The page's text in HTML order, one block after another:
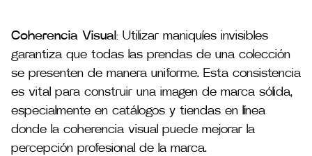
Coherencia Visual: Utilizar maniquíes invisibles
garantiza que todas las prendas de una colección
se presenten de manera uniforme. Esta consistencia
es vital para construir una imagen de marca sólida,
especialmente en catálogos y tiendas en línea
donde la coherencia visual puede mejorar la
percepción profesional de la marca.